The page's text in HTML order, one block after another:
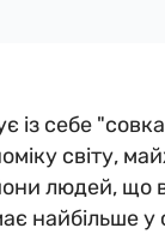
із себе
світу,
людей, що
найбільше у